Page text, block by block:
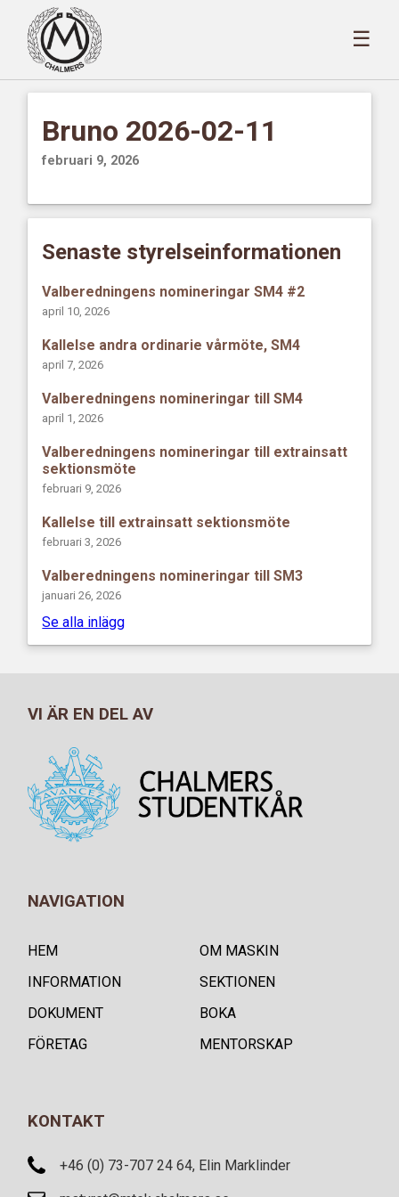
☰
Bruno 2026-02-11
februari 9, 2026
Senaste styrelseinformationen
Valberedningens nomineringar SM4 #2
april 10, 2026
Kallelse andra ordinarie vårmöte, SM4
april 7, 2026
Valberedningens nomineringar till SM4
april 1, 2026
Valberedningens nomineringar till extrainsatt
sektionsmöte
februari 9, 2026
Kallelse till extrainsatt sektionsmöte
februari 3, 2026
Valberedningens nomineringar till SM3
januari 26, 2026
Se alla inlägg
VI ÄR EN DEL AV
NAVIGATION
HEM
OM MASKIN
INFORMATION
SEKTIONEN
DOKUMENT
BOKA
FÖRETAG
MENTORSKAP
KONTAKT
+46 (0) 73-707 24 64, Elin Marklinder